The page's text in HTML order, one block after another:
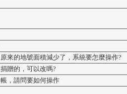
來的地號面積減少了，系統要怎麼操作?
贈的，可以改嗎?
，請問要如何操作